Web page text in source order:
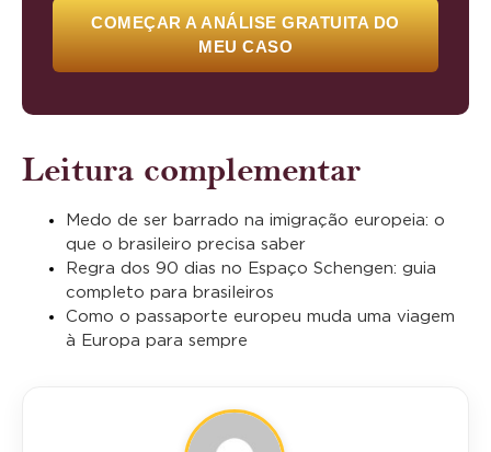
COMEÇAR A ANÁLISE GRATUITA DO
MEU CASO
Leitura complementar
Medo de ser barrado na imigração europeia: o
que o brasileiro precisa saber
Regra dos 90 dias no Espaço Schengen: guia
completo para brasileiros
Como o passaporte europeu muda uma viagem
à Europa para sempre